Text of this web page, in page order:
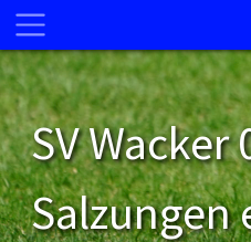
SV Wacker
Salzungen